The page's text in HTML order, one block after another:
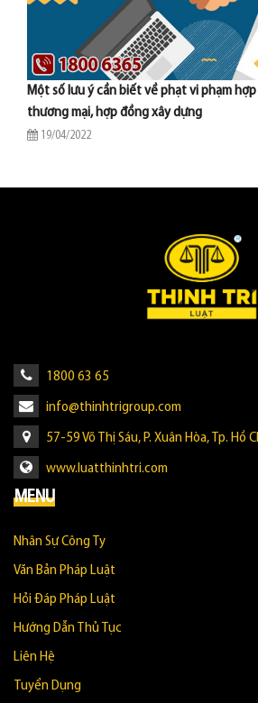
Một số lưu ý cần biết về phạt vi phạm
thương mại, hợp đồng xây dựng
19/04/2022
1800 63 65
info@thinhtrigroup.com
57-59 Võ Thị Sáu, P. Xuân Hòa, Tp. Hồ
www.luatthinhtri.com
MENU
Nhân Sự Công Ty
Văn Bản Pháp Luật
Hỏi Đáp Pháp Luật
Hướng Dẫn Thủ Tục
Liên Hệ
Tuyển Dụng